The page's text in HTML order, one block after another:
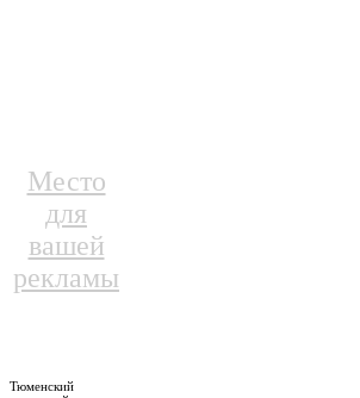
Место
для
вашей
рекламы
Тюменский